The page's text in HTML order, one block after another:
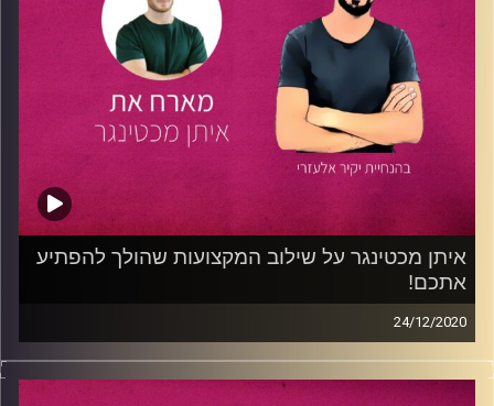
המתלווים ללימודים בחו"ל-החל מבחירת המוסד, שינוי תואר
במהלך הלימודים ושלב ההתמחות, ומקנה לנו תשובות
לשאלות-כיצד משלבים את הפן העסקי בעולם האופנה? איך
מנהלים מותג ומייעצים לקהילה?
אם גם אתם מתלבטים על לימודים בחו"ל ושוקלים כיצד נכון
לעשות את הצעד הראשון, מתעניינים בעולם האופנה, הדיגיטל
קרדיט תמונות:נתנאל גולדפדר
איתן מכטינגר על שילוב המקצועות שהולך להפתיע
אתכם!
24/12/2020
בפרק זה מתארחאיתן מכטינגר, בן 27, סטודנט לתואר
במדעי
המחשבובתואר למוזיקה (החוגלאופרה)באוניברסיטת תל